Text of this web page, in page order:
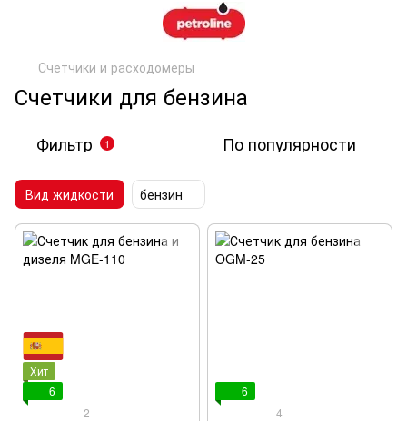
Счетчики и расходомеры
Счетчики для бензина
Фильтр 1 По популярности
Вид жидкости бензин
Хит
6
2
6
4